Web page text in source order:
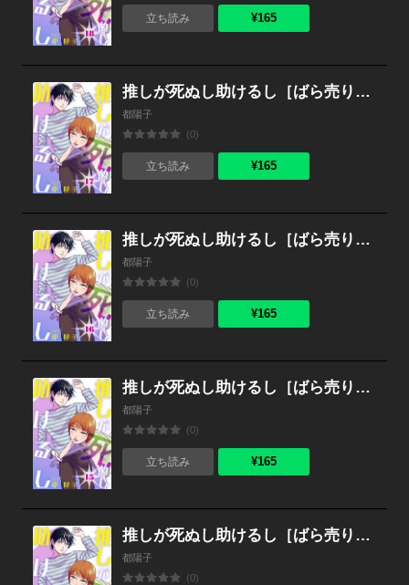
立ち読み ¥165
推しが死ぬし助けるし［ばら売り］第17話［黒蜜］
都陽子
(0)
立ち読み ¥165
推しが死ぬし助けるし［ばら売り］第16話［黒蜜］
都陽子
(0)
立ち読み ¥165
推しが死ぬし助けるし［ばら売り］第15話［黒蜜］
都陽子
(0)
立ち読み ¥165
推しが死ぬし助けるし［ばら売り］第14話［黒蜜］
都陽子
(0)